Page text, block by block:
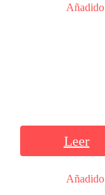
Añadido
Leer
Añadido